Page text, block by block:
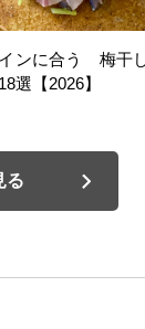
ンに合う 梅干
選【2026】
る